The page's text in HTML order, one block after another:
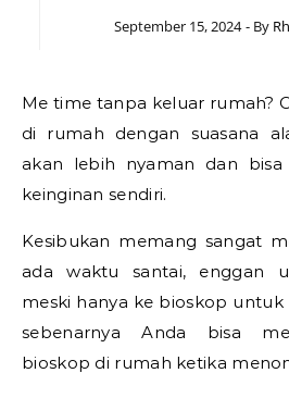
September 15, 2024 - By
Me time tanpa keluar rumah? Coba tips nonton film
di rumah dengan suasana
akan lebih nyaman dan bisa
keinginan sendiri.
Kesibukan memang sangat
ada waktu santai, enggan
meski hanya ke bioskop
sebenarnya Anda bisa
bioskop di rumah ketika